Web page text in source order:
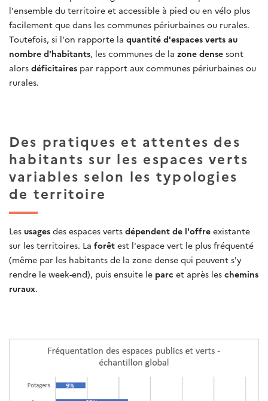
l'ensemble du territoire et accessible à pied ou en vélo plus
facilement que dans les communes périurbaines ou rurales.
Toutefois, si l'on rapporte la quantité d'espaces verts au
nombre d'habitants, les communes de la zone dense sont
alors déficitaires par rapport aux communes périurbaines ou
rurales.
Des pratiques et attentes des
habitants sur les espaces verts
variables selon les typologies
de territoire
Les usages des espaces verts dépendent de l'offre existante
sur les territoires. La forêt est l'espace vert le plus fréquenté
(même par les habitants de la zone dense qui peuvent s'y
rendre le week-end), puis ensuite le parc et après les chemins
ruraux.